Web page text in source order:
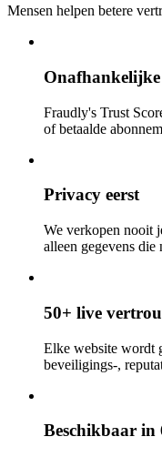
Mensen helpen betere
Onafhankelijke
Fraudly's Trust
of betaalde
Privacy eerst
We verkopen nooit
alleen gegevens
50+ live
Elke website wordt
beveiligings-,
Beschikbaar in